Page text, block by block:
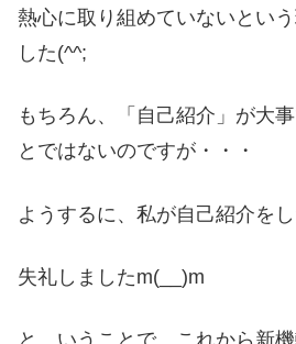
熱心に取り組めていないとい
した(^^;
もちろん、「自己紹介」が大
とではないのですが・・・
ようするに、私が自己紹介を
失礼しましたm(__)m
と、いうことで、これから新